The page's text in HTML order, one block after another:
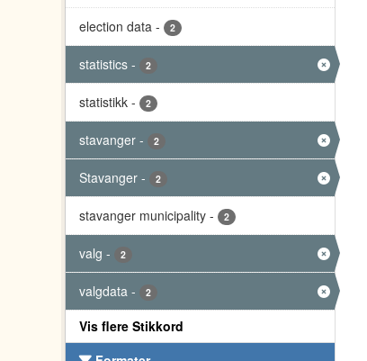
election data - 2
statistics - 2
statistikk - 2
stavanger - 2
Stavanger - 2
stavanger municipality - 2
valg - 2
valgdata - 2
Vis flere Stikkord